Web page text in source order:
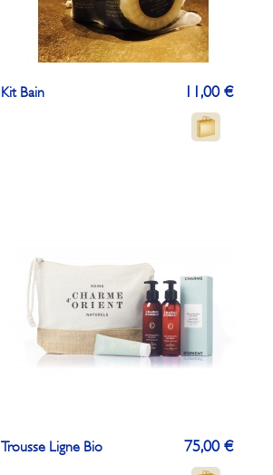
Kit Bain 11,00 €
Trousse Ligne Bio 75,00 €